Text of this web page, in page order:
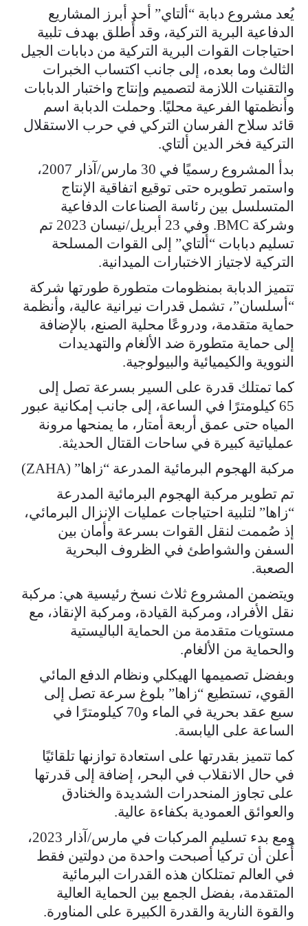
يُعد مشروع دبابة “ألتاي” أحد أبرز المشاريع
الدفاعية البرية التركية، وقد أُطلق بهدف تلبية
احتياجات القوات البرية التركية من دبابات الجيل
الثالث وما بعده، إلى جانب اكتساب الخبرات
والتقنيات اللازمة لتصميم وإنتاج واختبار الدبابات
وأنظمتها الفرعية محليًا. وحملت الدبابة اسم
قائد سلاح الفرسان التركي في حرب الاستقلال
التركية فخر الدين ألتاي.
بدأ المشروع رسميًا في 30 مارس/آذار 2007،
واستمر تطويره حتى توقيع اتفاقية الإنتاج
المتسلسل بين رئاسة الصناعات الدفاعية
وشركة BMC. وفي 23 أبريل/نيسان 2023 تم
تسليم دبابات “ألتاي” إلى القوات المسلحة
التركية لاجتياز الاختبارات الميدانية.
تتميز الدبابة بمنظومات متطورة طورتها شركة
“أسلسان”، تشمل قدرات نيرانية عالية، وأنظمة
حماية متقدمة، ودروعًا محلية الصنع، بالإضافة
إلى حماية متطورة ضد الألغام والتهديدات
النووية والكيميائية والبيولوجية.
كما تمتلك قدرة على السير بسرعة تصل إلى
65 كيلومترًا في الساعة، إلى جانب إمكانية عبور
المياه حتى عمق أربعة أمتار، ما يمنحها مرونة
عملياتية كبيرة في ساحات القتال الحديثة.
مركبة الهجوم البرمائية المدرعة “زاها” (ZAHA)
تم تطوير مركبة الهجوم البرمائية المدرعة
“زاها” لتلبية احتياجات عمليات الإنزال البرمائي،
إذ صُممت لنقل القوات بسرعة وأمان بين
السفن والشواطئ في الظروف البحرية
الصعبة.
ويتضمن المشروع ثلاث نسخ رئيسية هي: مركبة
نقل الأفراد، ومركبة القيادة، ومركبة الإنقاذ، مع
مستويات متقدمة من الحماية الباليستية
والحماية من الألغام.
وبفضل تصميمها الهيكلي ونظام الدفع المائي
القوي، تستطيع “زاها” بلوغ سرعة تصل إلى
سبع عقد بحرية في الماء و70 كيلومترًا في
الساعة على اليابسة.
كما تتميز بقدرتها على استعادة توازنها تلقائيًا
في حال الانقلاب في البحر، إضافة إلى قدرتها
على تجاوز المنحدرات الشديدة والخنادق
والعوائق العمودية بكفاءة عالية.
ومع بدء تسليم المركبات في مارس/آذار 2023،
أُعلن أن تركيا أصبحت واحدة من دولتين فقط
في العالم تمتلكان هذه القدرات البرمائية
المتقدمة، بفضل الجمع بين الحماية العالية
والقوة النارية والقدرة الكبيرة على المناورة.